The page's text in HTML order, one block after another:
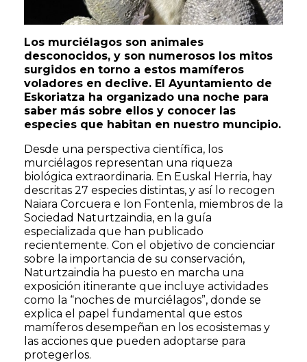
Los murciélagos son animales
desconocidos, y son numerosos los mitos
surgidos en torno a estos mamíferos
voladores en declive. El Ayuntamiento de
Eskoriatza ha organizado una noche para
saber más sobre ellos y conocer las
especies que habitan en nuestro muncipio.
Desde una perspectiva científica, los
murciélagos representan una riqueza
biológica extraordinaria. En Euskal Herria, hay
descritas 27 especies distintas, y así lo recogen
Naiara Corcuera e Ion Fontenla, miembros de la
Sociedad Naturtzaindia, en la guía
especializada que han publicado
recientemente. Con el objetivo de concienciar
sobre la importancia de su conservación,
Naturtzaindia ha puesto en marcha una
exposición itinerante que incluye actividades
como la “noches de murciélagos”, donde se
explica el papel fundamental que estos
mamíferos desempeñan en los ecosistemas y
las acciones que pueden adoptarse para
protegerlos.